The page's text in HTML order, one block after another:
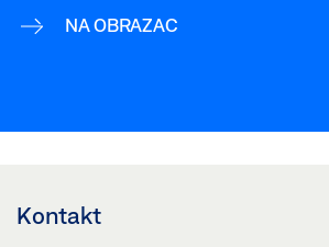
NA OBRAZAC
Kontakt